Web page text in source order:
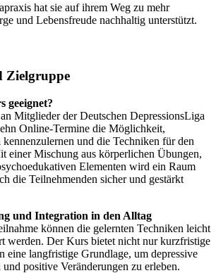
hat sie auf ihrem Weg zu mehr
und Lebensfreude nachhaltig unterstützt.
Zielgruppe
geeignet?
Mitglieder der Deutschen DepressionsLiga
Online-Termine die Möglichkeit,
kennenzulernen und die Techniken für den
einer Mischung aus körperlichen Übungen,
Elementen wird ein Raum
die Teilnehmenden sicher und gestärkt
und Integration in den Alltag
können die gelernten Techniken leicht
werden. Der Kurs bietet nicht nur kurzfristige
eine langfristige Grundlage, um depressive
positive Veränderungen zu erleben.